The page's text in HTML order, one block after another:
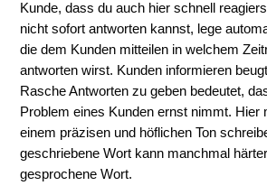
Kunde, dass du auch hier schnell
nicht sofort antworten kannst, lege
die dem Kunden mitteilen in welchem
antworten wirst. Kunden informieren
Rasche Antworten zu geben bedeutet,
Problem eines Kunden ernst nimmt. Hier
einem präzisen und höflichen Ton
geschriebene Wort kann manchmal
gesprochene Wort.